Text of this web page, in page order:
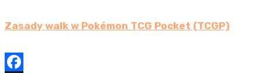
Zasady walk w Pokémon TCG Pocket (TCGP)